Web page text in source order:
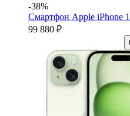
-38%
Смартфон Apple iPhone
99 880 ₽